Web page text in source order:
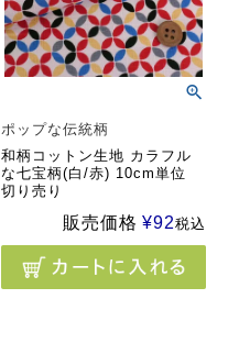
ポップな伝統柄
和柄コットン生地 カラフル
な七宝柄(白/赤) 10cm単位
切り売り
販売価格 ¥92税込